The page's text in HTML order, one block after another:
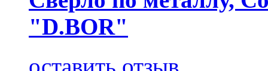
"D.BOR"